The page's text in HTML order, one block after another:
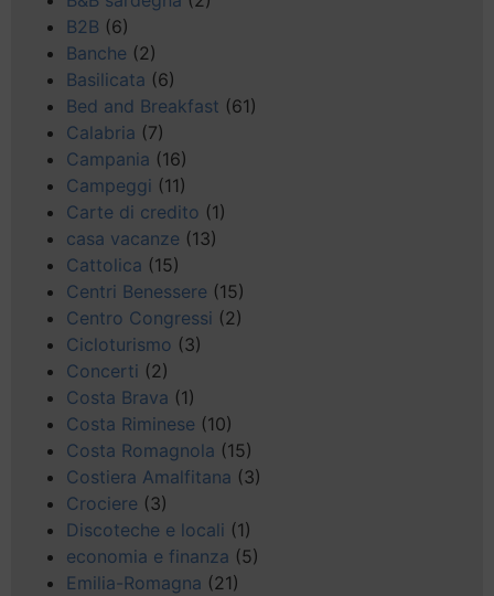
B2B (6)
Banche (2)
Basilicata (6)
Bed and Breakfast (61)
Calabria (7)
Campania (16)
Campeggi (11)
Carte di credito (1)
casa vacanze (13)
Cattolica (15)
Centri Benessere (15)
Centro Congressi (2)
Cicloturismo (3)
Concerti (2)
Costa Brava (1)
Costa Riminese (10)
Costa Romagnola (15)
Costiera Amalfitana (3)
Crociere (3)
Discoteche e locali (1)
economia e finanza (5)
Emilia-Romagna (21)